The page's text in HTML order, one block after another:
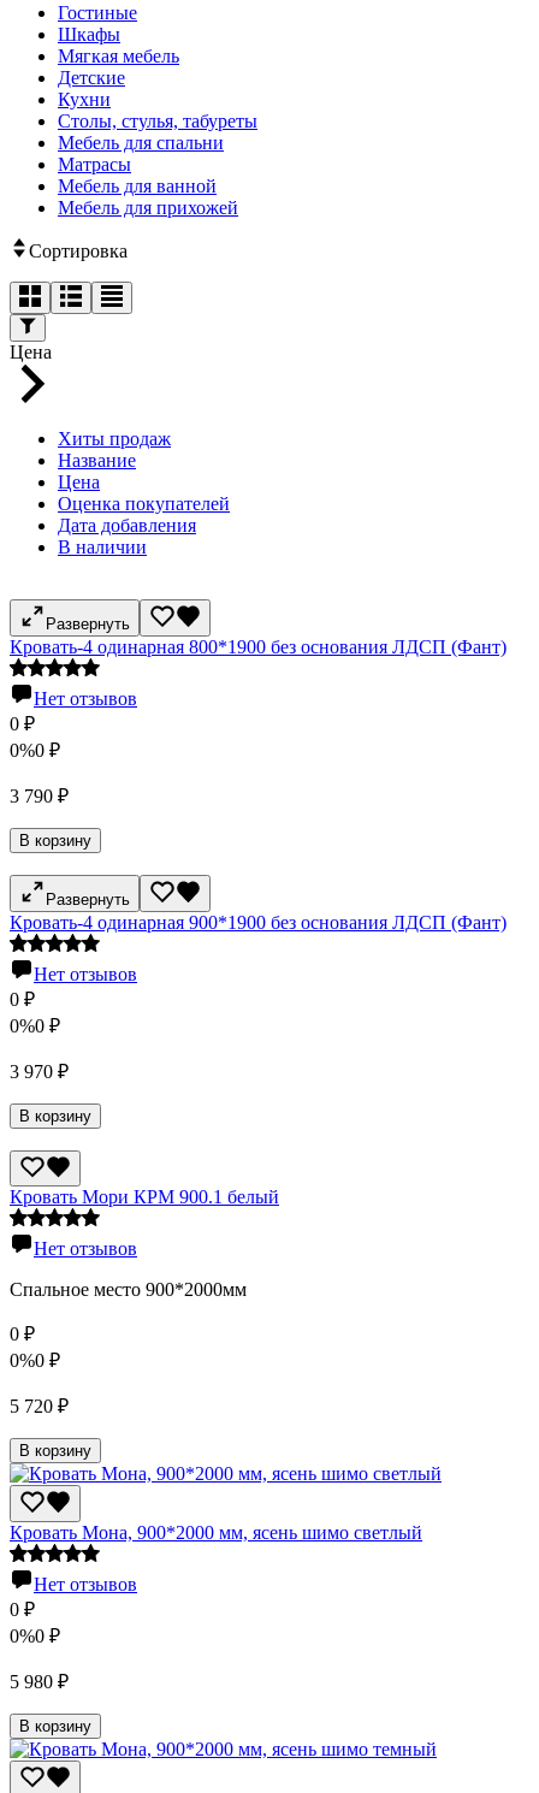
Гостиные
Шкафы
Мягкая мебель
Детские
Кухни
Столы, стулья, табуреты
Мебель для спальни
Матрасы
Мебель для ванной
Мебель для прихожей
Сортировка
Цена
Хиты продаж
Название
Цена
Оценка покупателей
Дата добавления
В наличии
Развернуть
Кровать-4 одинарная 800*1900 без основания ЛДСП (Фант)
Нет отзывов
0 ₽
0%0 ₽
3 790 ₽
В корзину
Развернуть
Кровать-4 одинарная 900*1900 без основания ЛДСП (Фант)
Нет отзывов
0 ₽
0%0 ₽
3 970 ₽
В корзину
Кровать Мори КРМ 900.1 белый
Нет отзывов
Спальное место 900*2000мм
0 ₽
0%0 ₽
5 720 ₽
В корзину
Кровать Мона, 900*2000 мм, ясень шимо светлый
Нет отзывов
0 ₽
0%0 ₽
5 980 ₽
В корзину